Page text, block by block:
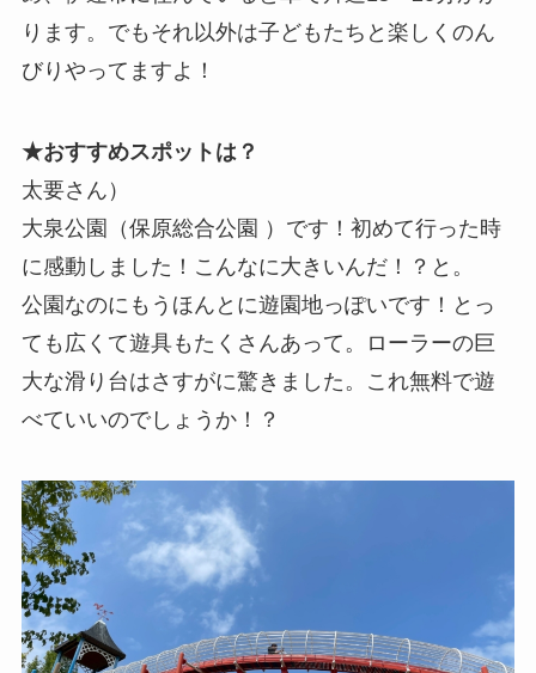
ります。でもそれ以外は子どもたちと楽しくのん
びりやってますよ！
★おすすめスポットは？
太要さん）
大泉公園（保原総合公園 ）です！初めて行った時
に感動しました！こんなに大きいんだ！？と。
公園なのにもうほんとに遊園地っぽいです！とっ
ても広くて遊具もたくさんあって。ローラーの巨
大な滑り台はさすがに驚きました。これ無料で遊
べていいのでしょうか！？